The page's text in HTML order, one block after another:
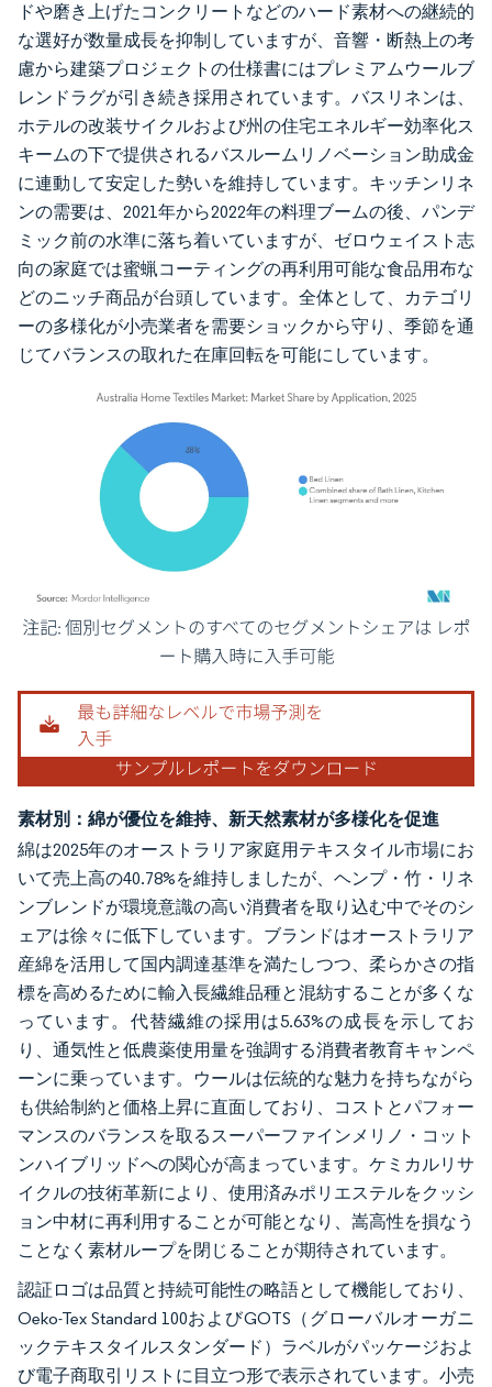
ドや磨き上げたコンクリートなどのハード素材への継続的
な選好が数量成長を抑制していますが、音響・断熱上の考
慮から建築プロジェクトの仕様書にはプレミアムウールブ
レンドラグが引き続き採用されています。バスリネンは、
ホテルの改装サイクルおよび州の住宅エネルギー効率化ス
キームの下で提供されるバスルームリノベーション助成金
に連動して安定した勢いを維持しています。キッチンリネ
ンの需要は、2021年から2022年の料理ブームの後、パンデ
ミック前の水準に落ち着いていますが、ゼロウェイスト志
向の家庭では蜜蝋コーティングの再利用可能な食品用布な
どのニッチ商品が台頭しています。全体として、カテゴリ
ーの多様化が小売業者を需要ショックから守り、季節を通
じてバランスの取れた在庫回転を可能にしています。
画像 © Mordor Intelligence。再利用にはCC BY 4.0の表示が必要です。
素材別：綿が優位を維持、新天然素材が多様化を促進
綿は2025年のオーストラリア家庭用テキスタイル市場にお
いて売上高の40.78%を維持しましたが、ヘンプ・竹・リネ
ンブレンドが環境意識の高い消費者を取り込む中でそのシ
ェアは徐々に低下しています。ブランドはオーストラリア
産綿を活用して国内調達基準を満たしつつ、柔らかさの指
標を高めるために輸入長繊維品種と混紡することが多くな
っています。代替繊維の採用は5.63%の成長を示してお
り、通気性と低農薬使用量を強調する消費者教育キャンペ
ーンに乗っています。ウールは伝統的な魅力を持ちながら
も供給制約と価格上昇に直面しており、コストとパフォー
マンスのバランスを取るスーパーファインメリノ・コット
ンハイブリッドへの関心が高まっています。ケミカルリサ
イクルの技術革新により、使用済みポリエステルをクッシ
ョン中材に再利用することが可能となり、嵩高性を損なう
ことなく素材ループを閉じることが期待されています。
認証ロゴは品質と持続可能性の略語として機能しており、
Oeko-Tex Standard 100およびGOTS（グローバルオーガニ
ックテキスタイルスタンダード）ラベルがパッケージおよ
び電子商取引リストに目立つ形で表示されています。小売